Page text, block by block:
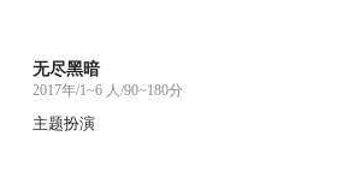
无尽黑暗
2017年/1~6 人/90~180分
主题扮演